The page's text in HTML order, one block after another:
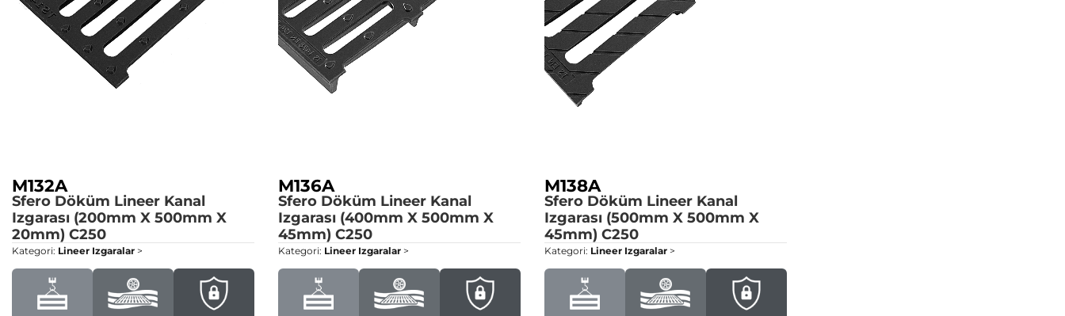
M132A
Sfero Döküm Lineer Kanal
Izgarası (200mm X 500mm X
20mm) C250
Kategori: Lineer Izgaralar >
M136A
Sfero Döküm Lineer Kanal
Izgarası (400mm X 500mm X
45mm) C250
Kategori: Lineer Izgaralar >
M138A
Sfero Döküm Lineer Kanal
Izgarası (500mm X 500mm X
45mm) C250
Kategori: Lineer Izgaralar >